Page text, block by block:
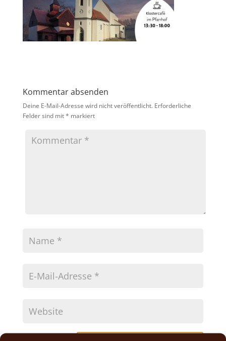
Kommentar absenden
Deine E-Mail-Adresse wird nicht veröffentlicht. Erforderliche
Felder sind mit* markiert